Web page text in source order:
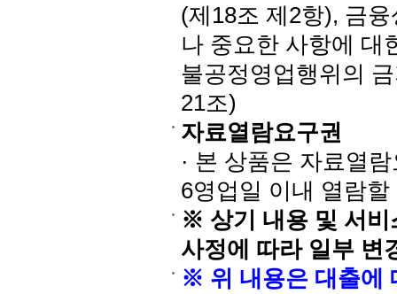
(제18조 제2항), 금
나 중요한 사항에 대
불공정영업행위의
21조)
자료열람요구권
· 본 상품은 자료열
6영업일 이내 열람
※ 상기 내용 및 서비
사정에 따라 일부 변
※ 위 내용은 대출에